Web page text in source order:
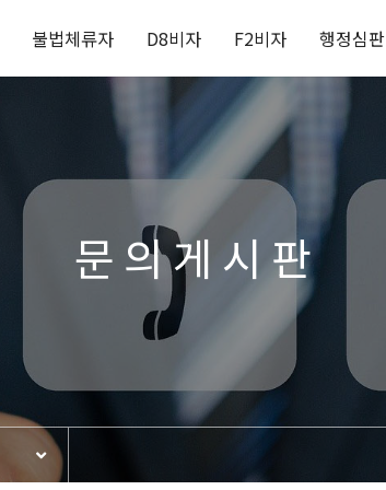
불법체류자 D8비자 F2비자 행정심판
문의게시판